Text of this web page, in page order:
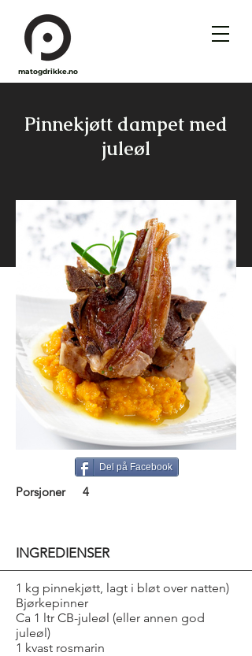
matogdrikke.no
Pinnekjøtt dampet med
juleøl
Del på Facebook
Porsjoner 4
INGREDIENSER
1 kg pinnekjøtt, lagt i bløt over natten)
Bjørkepinner
Ca 1 ltr CB-juleøl (eller annen god
juleøl)
1 kvast rosmarin